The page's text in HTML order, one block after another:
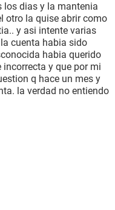
los dias y la mantenia
otro la quise abrir como
y asi intente varias
cuenta habia sido
habia querido
y que por mi
q hace un mes y
la verdad no entiendo